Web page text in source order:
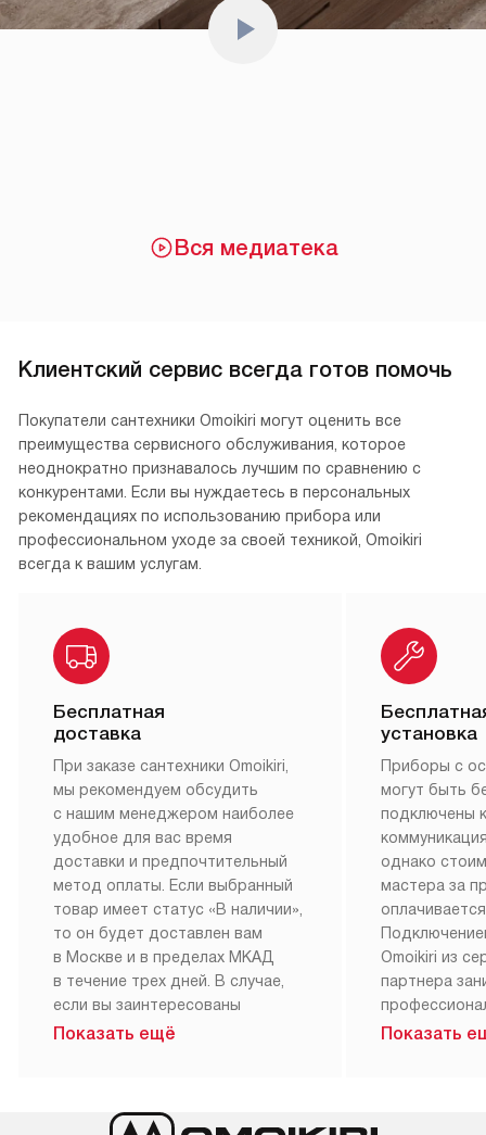
Вся медиатека
Клиентский сервис всегда готов помочь
Покупатели сантехники Omoikiri могут оценить все
преимущества сервисного обслуживания, которое
неоднократно признавалось лучшим по сравнению с
конкурентами. Если вы нуждаетесь в персональных
рекомендациях по использованию прибора или
профессиональном уходе за своей техникой, Omoikiri
всегда к вашим услугам.
Бесплатная
доставка
При заказе сантехники Omoikiri,
мы рекомендуем обсудить
с нашим менеджером наиболее
удобное для вас время
доставки и предпочтительный
метод оплаты. Если выбранный
товар имеет статус «В наличии»,
то он будет доставлен вам
в Москве и в пределах МКАД
в течение трех дней. В случае,
если вы заинтересованы
в товаре, который доступен
менеджером на сайте. Товары
Показать ещё
установка
Приборы с
могут быть
подключены
однако
мастера за
Omoikiri из
партнера
Наш сервис
Показать